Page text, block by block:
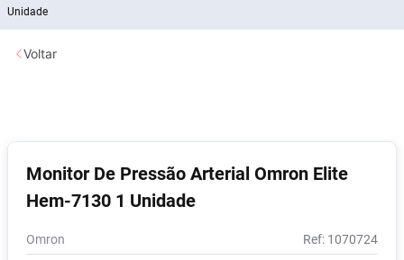
Unidade
Monitor De Pressão Arterial Omron Elite
Hem-7130 1 Unidade
Omron : 1070724
Voltar
9º